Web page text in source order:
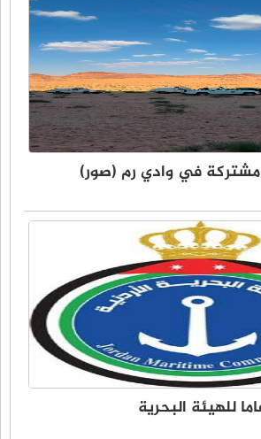
مشتركة في وادي رم (صور)
للهيئة البحرية